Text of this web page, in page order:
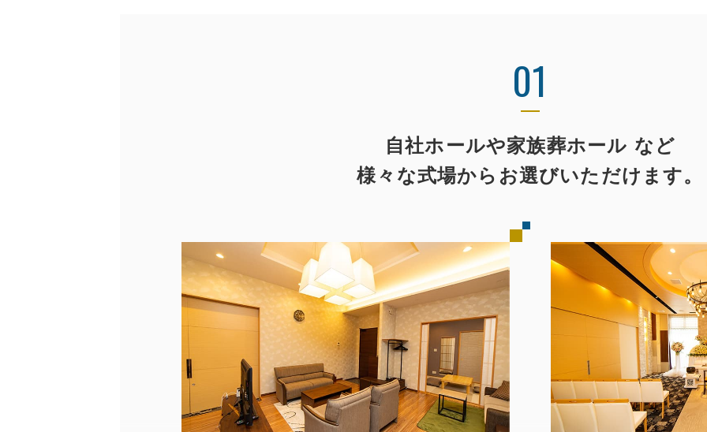
01
自社ホールや家族葬ホール など
様々な式場からお選びいただけます。